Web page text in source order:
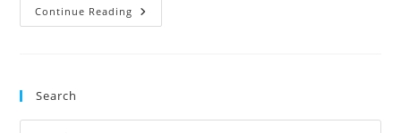
Continue Reading Q&A
Kelas
Search